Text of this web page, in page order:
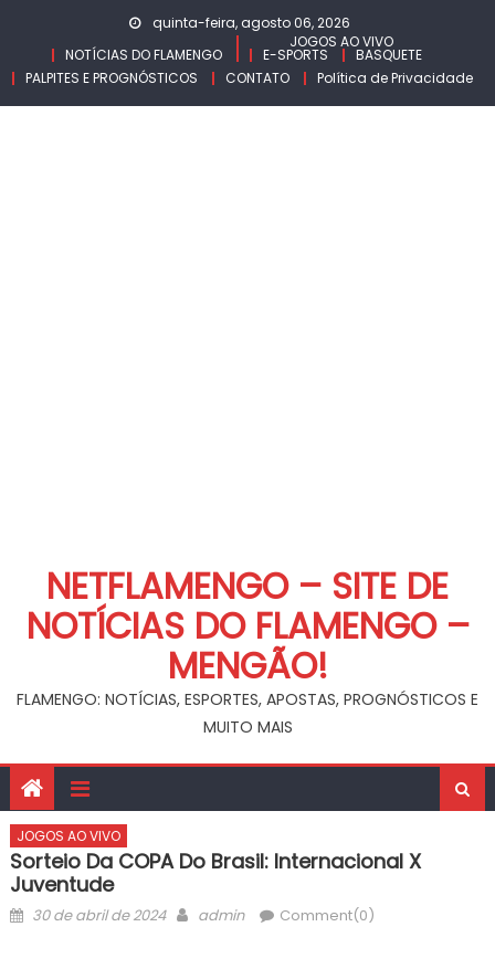
content
quinta-feira, agosto 06, 2026
NOTÍCIAS DO FLAMENGO
JOGOS AO VIVO
E-SPORTS
BASQUETE
PALPITES E PROGNÓSTICOS
CONTATO Política de Privacidade
NETFLAMENGO – SITE DE
NOTÍCIAS DO FLAMENGO –
MENGÃO!
FLAMENGO: NOTÍCIAS, ESPORTES, APOSTAS, PROGNÓSTICOS E
MUITO MAIS
JOGOS AO VIVO
Sorteio Da COPA Do Brasil: Internacional X
Juventude
Posted
30 de abril de 2024 Author
admin Comment(0)